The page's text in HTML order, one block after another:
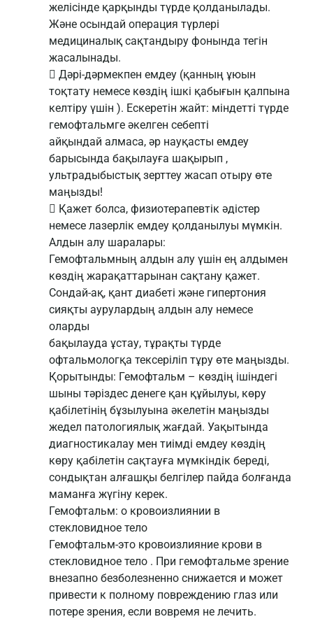
желісінде қарқынды түрде қолданылады.
Және осындай операция түрлері
медициналық сақтандыру фонында тегін
жасалынады.
 Дәрі-дәрмекпен емдеу (қанның ұюын
тоқтату немесе көздің ішкі қабығын қалпына
келтіру үшін ). Ескеретін жайт: міндетті түрде
гемофтальмге әкелген себепті
айқындай алмаса, әр науқасты емдеу
барысында бақылауға шақырып ,
ультрадыбыстық зерттеу жасап отыру өте
маңызды!
 Қажет болса, физиотерапевтік әдістер
немесе лазерлік емдеу қолданылуы мүмкін.
Алдын алу шаралары:
Гемофтальмның алдын алу үшін ең алдымен
көздің жарақаттарынан сақтану қажет.
Сондай-ақ, қант диабеті және гипертония
сияқты аурулардың алдын алу немесе
оларды
бақылауда ұстау, тұрақты түрде
офтальмологқа тексеріліп тұру өте маңызды.
Қорытынды: Гемофтальм – көздің ішіндегі
шыны тәріздес денеге қан құйылуы, көру
қабілетінің бұзылуына әкелетін маңызды
жедел патологиялық жағдай. Уақытында
диагностикалау мен тиімді емдеу көздің
көру қабілетін сақтауға мүмкіндік береді,
сондықтан алғашқы белгілер пайда болғанда
маманға жүгіну керек.
Гемофтальм: о кровоизлиянии в
стекловидное тело
Гемофтальм-это кровоизлияние крови в
стекловидное тело . При гемофтальме зрение
внезапно безболезненно снижается и может
привести к полному повреждению глаз или
потере зрения, если вовремя не лечить.